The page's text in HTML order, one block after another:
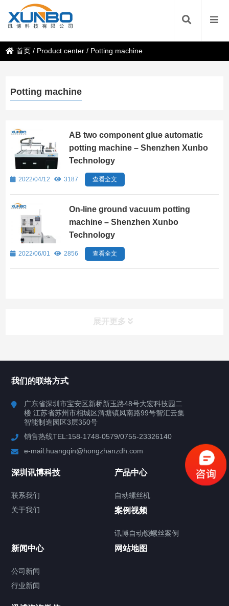
首页 / Product center / Potting machine
Potting machine
AB two component glue automatic
potting machine – Shenzhen Xunbo
Technology
2022/04/12 3187 查看全文
On-line ground vacuum potting
machine – Shenzhen Xunbo
Technology
2022/06/01 2856 查看全文
展开更多
行业案例
联系我们
关于我们
我们的联络方式
广东省深圳市宝安区新桥新玉路48号大宏科技园二
楼 江苏省苏州市相城区渭塘镇凤南路99号智汇云集
智能制造园区3层350号
销售热线TEL:158-1748-0579/0755-23326140
e-mail:huangqin@hongzhanzdh.com
深圳讯博科技
联系我们
关于我们
产品中心
自动螺丝机
案例视频
讯博自动锁螺丝案例
新闻中心
公司新闻
行业新闻
网站地图